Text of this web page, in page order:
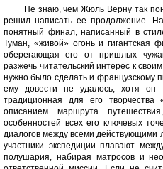
Не знаю, чем Жюль Верну так
решил написать ее продолжение.
понятный финал, написанный в
Туман, «живой» огонь и
оберегающая его от пришлых
разжечь читательский интерес к
нужно было сделать и французскому
ему довести не удалось, хотя
традиционная для его
описанием маршрута
особенностей всех его ключевых
диалогов между всеми действующими
участники экспедиции плавают
полушария, набирая матросов и